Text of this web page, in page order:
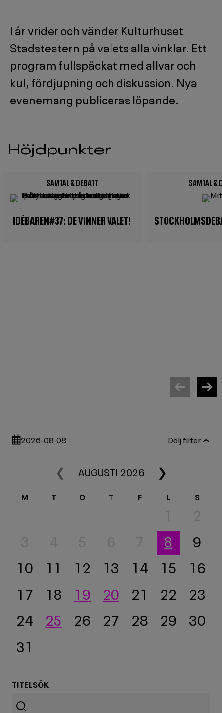
I år vrider och vänder Kulturhuset
Stadsteatern på valets alla vinklar. Ett
program fullspäckat med allvar och
kul, fördjupning och diskussion. Nya
evenemang publiceras löpande.
Höjdpunkter
SAMTAL & DEBATT
Image
IDÉBAREN#37: DE VINNER VALET!
SAMTAL &
2026-08-08 Dölj filter❯
❮ AUGUSTI 2026 ❯
M T O T F L S
8
9
10
11 12 13 14 15
16
17
18 19 20 21 22
23
24
25 26 27 28 29
30
31
Filter
TITELSÖK
Sök